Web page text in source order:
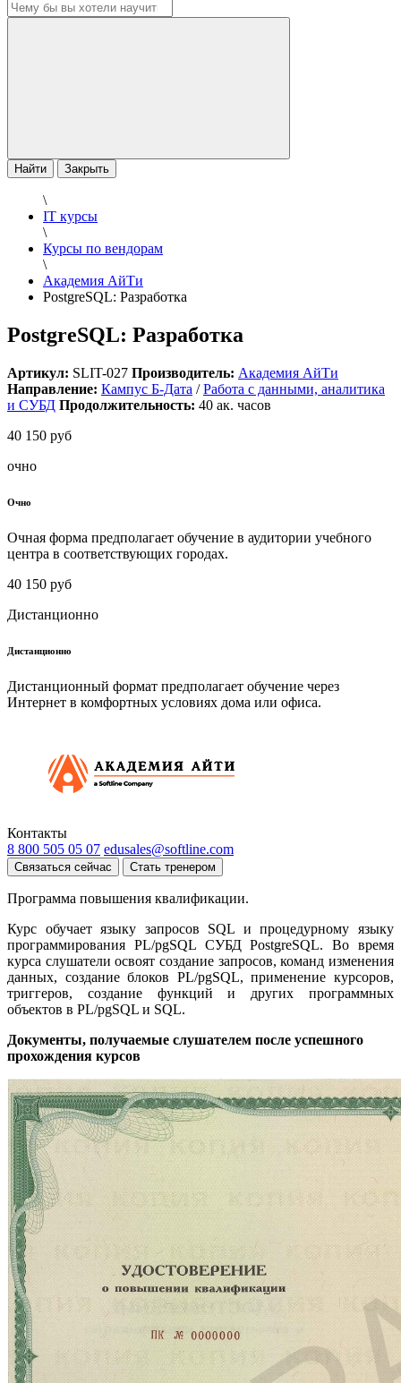
Найти Закрыть
\
IT курсы
\
Курсы по вендорам
\
Академия АйТи
PostgreSQL: Разработка
PostgreSQL: Разработка
Артикул: SLIT-027 Производитель: Академия АйТи
Направление: Кампус Б-Дата /Работа с данными, аналитика
и СУБД Продолжительность: 40 ак. часов
40 150 руб
очно
Очно
Очная форма предполагает обучение в аудитории учебного
центра в соответствующих городах.
40 150 руб
Дистанционно
Дистанционно
Дистанционный формат предполагает обучение через
Интернет в комфортных условиях дома или офиса.
Контакты
8 800 505 05 07 edusales@softline.com
Связаться сейчас Стать тренером
Программа повышения квалификации.
Курс обучает языку запросов SQL и процедурному языку
программирования PL/pgSQL СУБД PostgreSQL. Во время
курса слушатели освоят создание запросов, команд изменения
данных, создание блоков PL/pgSQL, применение курсоров,
триггеров, создание функций и других программных
объектов в PL/pgSQL и SQL.
Документы, получаемые слушателем после успешного
прохождения курсов